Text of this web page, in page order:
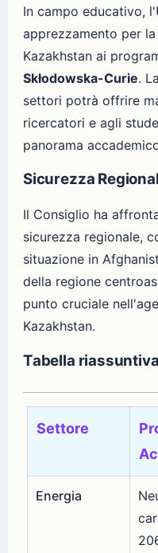
In campo educativo,
apprezzamento per
Kazakhstan ai
Skłodowska-Curie.
settori potrà offrire
ricercatori e agli
panorama
Sicurezza
Il Consiglio ha
sicurezza regionale,
situazione in
della regione
punto cruciale
Kazakhstan.
Tabella riassuntiva
Settore
Energia